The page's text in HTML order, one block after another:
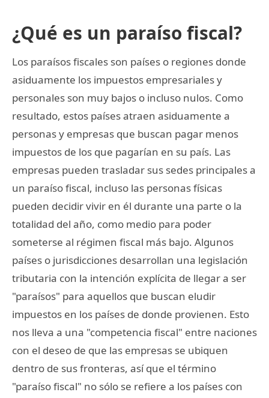
¿Qué es un paraíso fiscal?
Los paraísos fiscales son países o regiones donde
asiduamente los impuestos empresariales y
personales son muy bajos o incluso nulos. Como
resultado, estos países atraen asiduamente a
personas y empresas que buscan pagar menos
impuestos de los que pagarían en su país. Las
empresas pueden trasladar sus sedes principales a
un paraíso fiscal, incluso las personas físicas
pueden decidir vivir en él durante una parte o la
totalidad del año, como medio para poder
someterse al régimen fiscal más bajo. Algunos
países o jurisdicciones desarrollan una legislación
tributaria con la intención explícita de llegar a ser
"paraísos" para aquellos que buscan eludir
impuestos en los países de donde provienen. Esto
nos lleva a una "competencia fiscal" entre naciones
con el deseo de que las empresas se ubiquen
dentro de sus fronteras, así que el término
"paraíso fiscal" no sólo se refiere a los países con